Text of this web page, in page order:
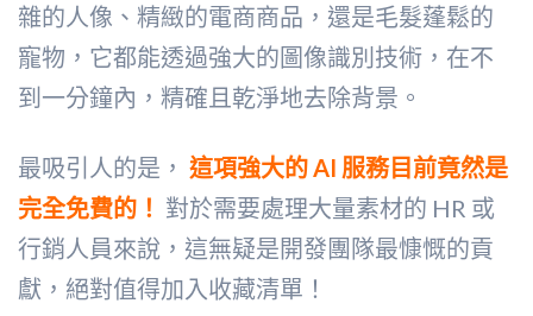
雜的人像、精緻的電商商品，還是毛髮蓬鬆的
寵物，它都能透過強大的圖像識別技術，在不
到一分鐘內，精確且乾淨地去除背景。
最吸引人的是， 這項強大的 AI 服務目前竟然是
完全免費的！ 對於需要處理大量素材的 HR 或
行銷人員來說，這無疑是開發團隊最慷慨的貢
獻，絕對值得加入收藏清單！